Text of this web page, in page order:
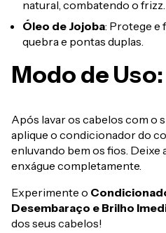
natural, combatendo o frizz.
Óleo de Jojoba: Protege e
quebra e pontas duplas.
Modo de Uso:
Após lavar os cabelos com o
aplique o condicionador do
enluvando bem os fios. Deixe
enxágue completamente.
Experimente o
Desembaraço e Brilho
dos seus cabelos!